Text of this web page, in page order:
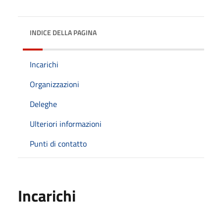
INDICE DELLA PAGINA
Incarichi
Organizzazioni
Deleghe
Ulteriori informazioni
Punti di contatto
Incarichi